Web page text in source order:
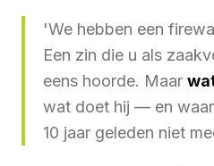
'We hebben een
Een zin die u als
eens hoorde. Maar
wat doet hij — en
10 jaar geleden niet